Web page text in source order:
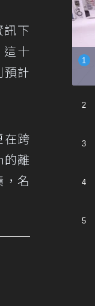
訊下
這十
預計
在跨
離
名